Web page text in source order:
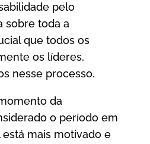
pelo
sobre toda a
que todos os
os líderes,
nesse processo.
da
o período em
mais motivado e